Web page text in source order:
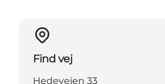
Find vej
Hedevejen 33